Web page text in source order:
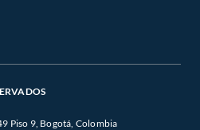
Piso 9, Bogotá, Colombia